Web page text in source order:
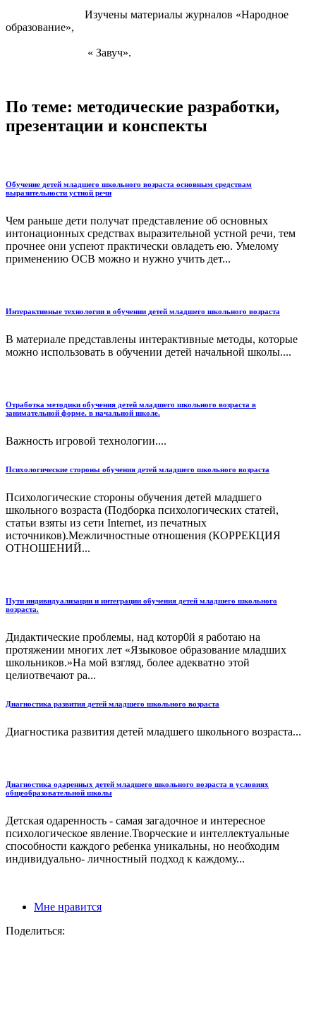
Изучены материалы журналов «Народное
образование»,
« Завуч».
По теме: методические разработки,
презентации и конспекты
Обучение детей младшего школьного возраста основным средствам
выразительности устной речи
Чем раньше дети получат представление об основных
интонационных средствах выразительной устной речи, тем
прочнее они успеют практически овладеть ею. Умелому
применению ОСВ можно и нужно учить дет...
Интерактивные технологии в обучении детей младшего школьного возраста
В материале представлены интерактивные методы, которые
можно использовать в обучении детей начальной школы....
Отработка методики обучения детей младшего школьного возраста в
занимательной форме. в начальной школе.
Важность игровой технологии....
Психологические стороны обучения детей младшего школьного возраста
Психологические стороны обучения детей младшего
школьного возраста (Подборка психологических статей,
статьи взяты из сети Internet, из печатных
источников).Межличностные отношения (КОРРЕКЦИЯ
ОТНОШЕНИЙ...
Пути индивидуализации и интеграции обучения детей младшего школьного
возраста.
Дидактические проблемы, над котор0й я работаю на
протяжении многих лет «Языковое образование младших
школьников.»На мой взгляд, более адекватно этой
целиотвечают ра...
Диагностика развития детей младшего школьного возраста
Диагностика развития детей младшего школьного возраста...
Диагностика одаренных детей младшего школьного возраста в условиях
общеобразовательной школы
Детская одаренность - самая загадочное и интересное
психологическое явление.Творческие и интеллектуальные
способности каждого ребенка уникальны, но необходим
индивидуально- личностный подход к каждому...
Мне нравится
Поделиться: